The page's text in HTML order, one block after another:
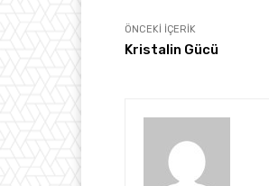
ÖNCEKI İÇERIK
Kristalin Gücü